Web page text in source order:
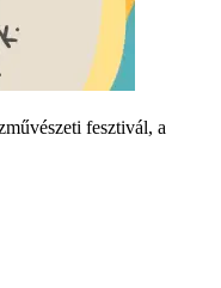
fesztivál, a